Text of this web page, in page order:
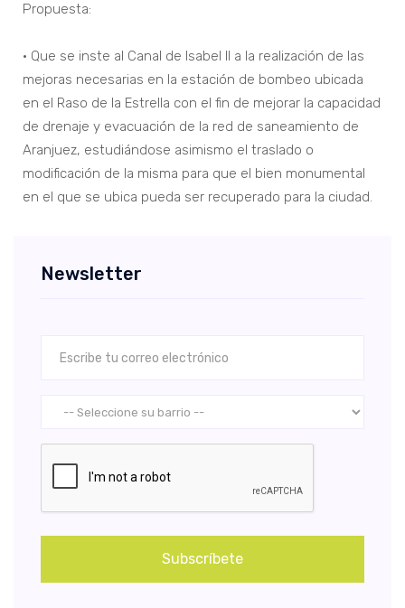
Propuesta:
• Que se inste al Canal de Isabel II a la realización de las
mejoras necesarias en la estación de bombeo ubicada
en el Raso de la Estrella con el fin de mejorar la capacidad
de drenaje y evacuación de la red de saneamiento de
Aranjuez, estudiándose asimismo el traslado o
modificación de la misma para que el bien monumental
en el que se ubica pueda ser recuperado para la ciudad.
Newsletter
Subscríbete